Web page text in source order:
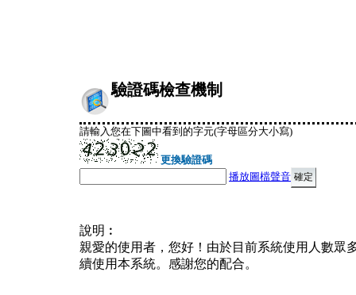
驗證碼檢查機制
請輸入您在下圖中看到的字元(字母區分大小寫)
更換驗證碼
播放圖檔聲音
說明︰
親愛的使用者，您好！由於目前系統使用人數眾
續使用本系統。感謝您的配合。